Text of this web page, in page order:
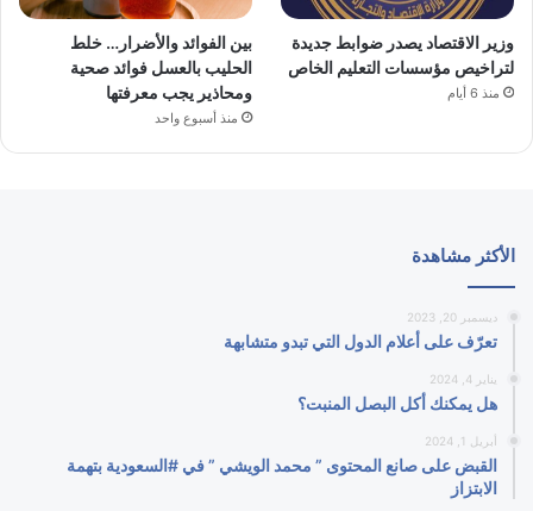
وزير الاقتصاد يصدر ضوابط جديدة
لتراخيص مؤسسات التعليم الخاص
منذ 6 أيام
بين الفوائد والأضرار… خلط
الحليب بالعسل فوائد صحية
ومحاذير يجب معرفتها
منذ أسبوع واحد
الأكثر مشاهدة
ديسمبر 20, 2023
تعرّف على أعلام الدول التي تبدو متشابهة
يناير 4, 2024
هل يمكنك أكل البصل المنبت؟
أبريل 1, 2024
القبض على صانع المحتوى ” محمد الويشي ” في #السعودية بتهمة
الابتزاز